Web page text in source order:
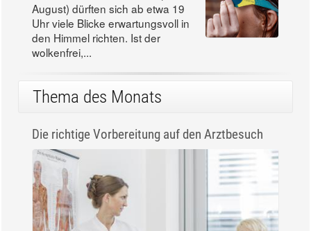
August) dürften sich ab etwa 19
Uhr viele Blicke erwartungsvoll in
den Himmel richten. Ist der
wolkenfrei,...
Thema des Monats
Die richtige Vorbereitung auf den Arztbesuch